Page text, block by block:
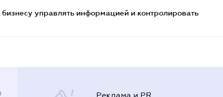
управлять информацией и контролировать
Реклама и PR